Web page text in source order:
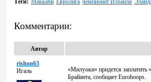
Теги: Маккаби Евролига чемпионат Израиля
Комментарии:
Автор
rishon63
Игаль
«Милуоки» придется
Брайанта, сообщает Eurohoops.